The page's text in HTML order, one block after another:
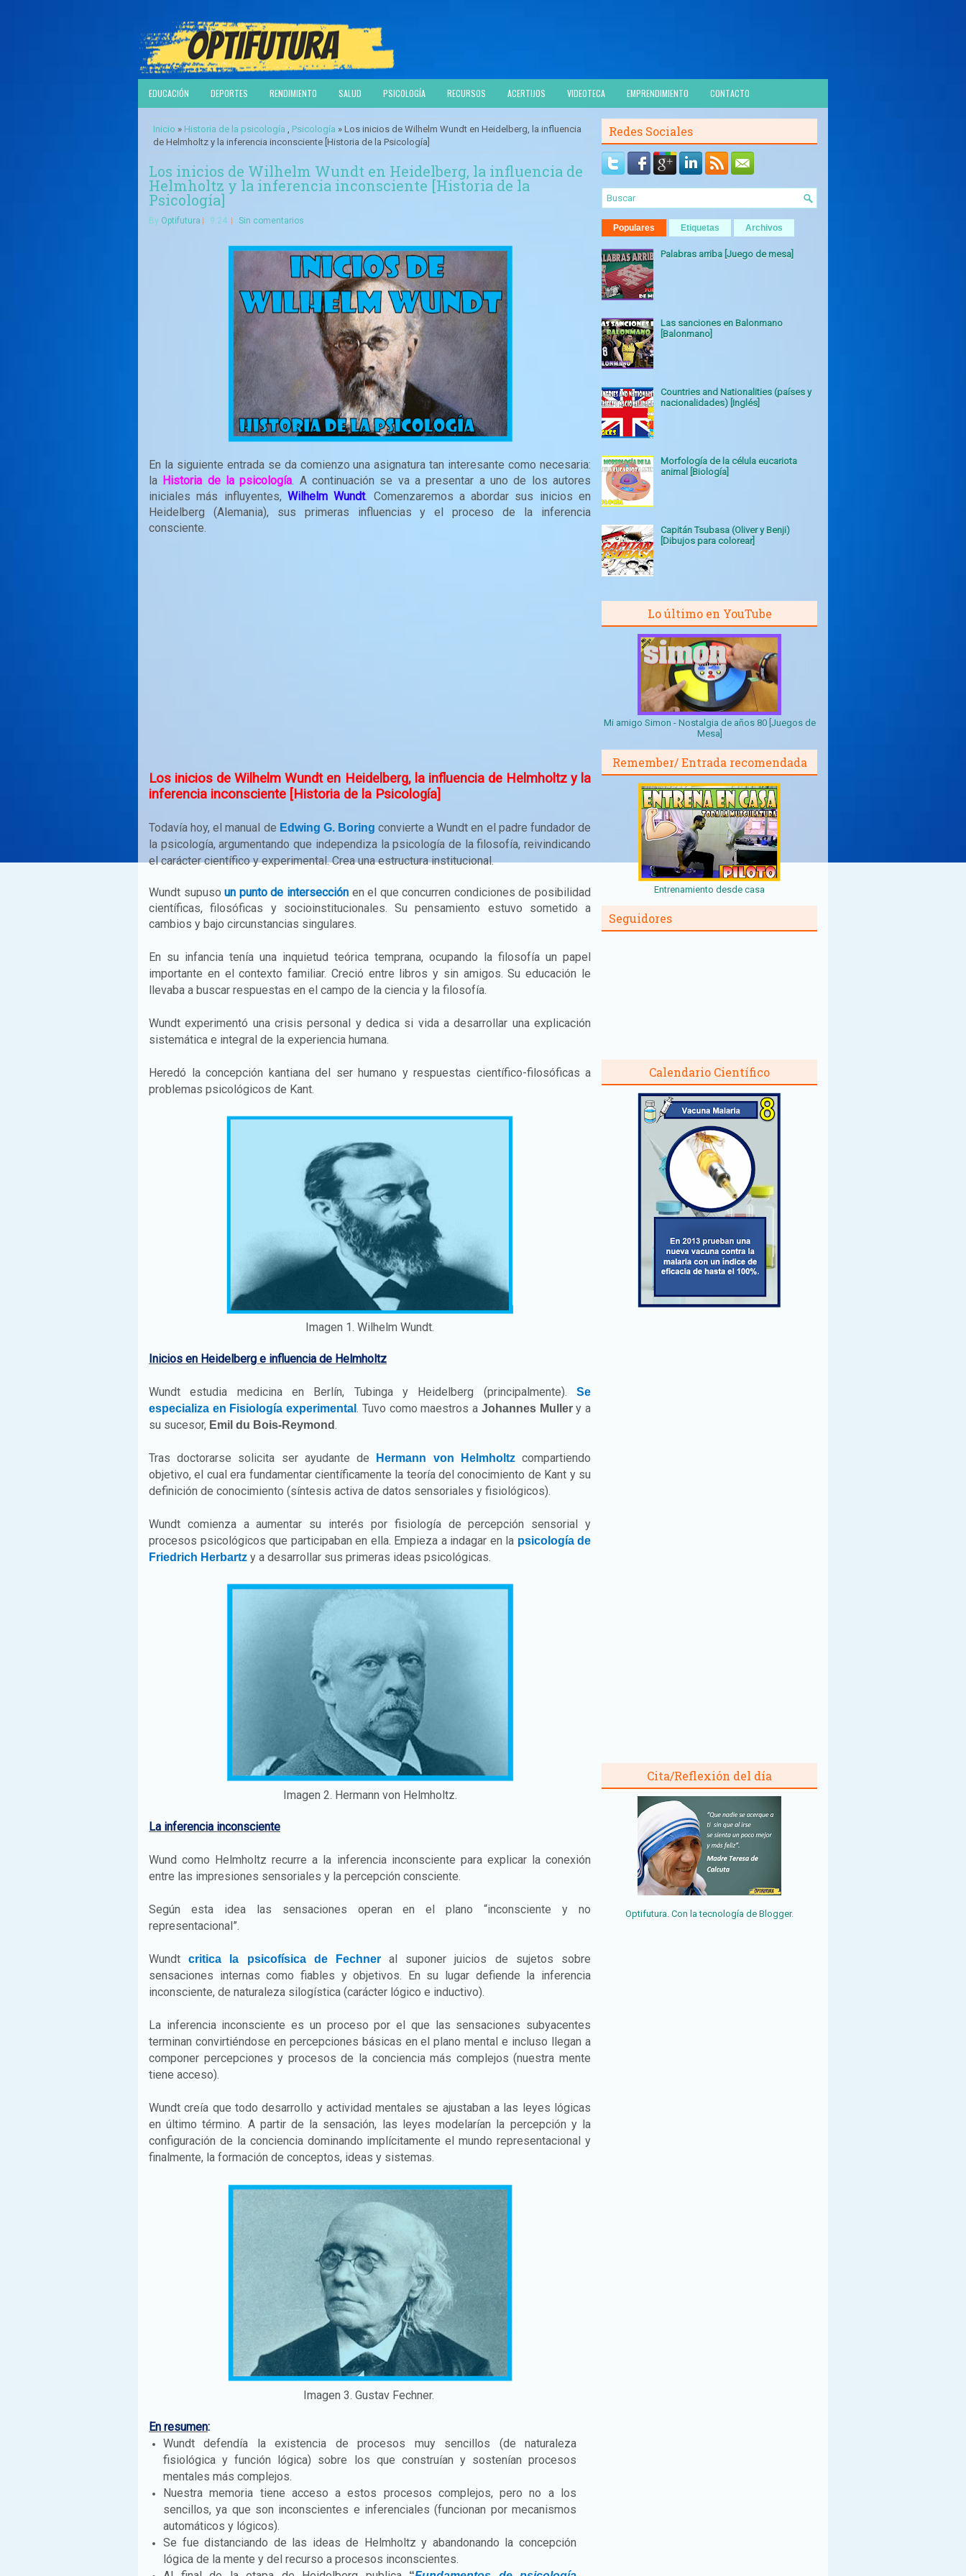
EDUCACIÓN DEPORTES RENDIMIENTO SALUD PSICOLOGÍA RECURSOS ACERTIJOS VIDEOTECA EMPRENDIMIENTO CONTACTO
Inicio » Historia de la psicología , Psicología » Los inicios de Wilhelm Wundt en Heidelberg, la influencia
de Helmholtz y la inferencia inconsciente [Historia de la Psicología]
Los inicios de Wilhelm Wundt en Heidelberg, la influencia de
Helmholtz y la inferencia inconsciente [Historia de la
Psicología]
By Optifutura 9:24 Sin comentarios
En la siguiente entrada se da comienzo una asignatura tan interesante como necesaria:
la Historia de la psicología. A continuación se va a presentar a uno de los autores
iniciales más influyentes, Wilhelm Wundt. Comenzaremos a abordar sus inicios en
Heidelberg (Alemania), sus primeras influencias y el proceso de la inferencia
consciente.
Los inicios de Wilhelm Wundt en Heidelberg, la influencia de Helmholtz y la
inferencia inconsciente [Historia de la Psicología]
Todavía hoy, el manual de Edwing G. Boring convierte a Wundt en el padre fundador de
la psicología, argumentando que independiza la psicología de la filosofía, reivindicando
el carácter científico y experimental. Crea una estructura institucional.
Wundt supusoun punto de intersección en el que concurren condiciones de posibilidad
científicas, filosóficas y socioinstitucionales. Su pensamiento estuvo sometido a
cambios y bajo circunstancias singulares.
En su infancia tenía una inquietud teórica temprana, ocupando la filosofía un papel
importante en el contexto familiar. Creció entre libros y sin amigos. Su educación le
llevaba a buscar respuestas en el campo de la ciencia y la filosofía.
Wundt experimentó una crisis personal y dedica si vida a desarrollar una explicación
sistemática e integral de la experiencia humana.
Heredó la concepción kantiana del ser humano y respuestas científico-filosóficas a
problemas psicológicos de Kant.
Imagen 1. Wilhelm Wundt.
Inicios en Heidelberg e influencia de Helmholtz
Wundt estudia medicina en Berlín, Tubinga y Heidelberg (principalmente). Se
especializa en Fisiología experimental . Tuvo como maestros a Johannes Mullery a
su sucesor, Emil du Bois-Reymond.
Tras doctorarse solicita ser ayudante de Hermann von Helmholtzcompartiendo
objetivo, el cual era fundamentar científicamente la teoría del conocimiento de Kant y su
definición de conocimiento (síntesis activa de datos sensoriales y fisiológicos).
Wundt comienza a aumentar su interés por fisiología de percepción sensorial y
procesos psicológicos que participaban en ella. Empieza a indagar en la psicología de
Friedrich Herbartz y a desarrollar sus primeras ideas psicológicas.
Imagen 2. Hermann von Helmholtz.
La inferencia inconsciente
Wund como Helmholtz recurre a la inferencia inconsciente para explicar la conexión
entre las impresiones sensoriales y la percepción consciente.
Según esta idea las sensaciones operan en el plano “inconsciente y no
representacional”.
Wundtcritica la psicofísica de Fechneral suponer juicios de sujetos sobre
sensaciones internas como fiables y objetivos. En su lugar defiende la inferencia
inconsciente, de naturaleza silogística (carácter lógico e inductivo).
La inferencia inconsciente es un proceso por el que las sensaciones subyacentes
terminan convirtiéndose en percepciones básicas en el plano mental e incluso llegan a
componer percepciones y procesos de la conciencia más complejos (nuestra mente
tiene acceso).
Wundt creía que todo desarrollo y actividad mentales se ajustaban a las leyes lógicas
en último término. A partir de la sensación, las leyes modelarían la percepción y la
configuración de la conciencia dominando implícitamente el mundo representacional y
finalmente, la formación de conceptos, ideas y sistemas.
Imagen 3. Gustav Fechner.
En resumen:
Wundt defendía la existencia de procesos muy sencillos (de naturaleza
fisiológica y función lógica) sobre los que construían y sostenían procesos
mentales más complejos.
Nuestra memoria tiene acceso a estos procesos complejos, pero no a los
sencillos, ya que son inconscientes e inferenciales (funcionan por mecanismos
automáticos y lógicos).
Se fue distanciando de las ideas de Helmholtz y abandonando la concepción
lógica de la mente y del recurso a procesos inconscientes.
Redes Sociales
Populares Etiquetas Archivos
Palabras arriba [Juego de mesa]
Las sanciones en Balonmano
[Balonmano]
Countries and Nationalities (países y
nacionalidades) [Inglés]
Morfología de la célula eucariota
animal [Biología]
Capitán Tsubasa (Oliver y Benji)
[Dibujos para colorear]
Lo último en YouTube
Mi amigo Simon - Nostalgia de años 80 [Juegos de
Mesa]
Remember/ Entrada recomendada
Entrenamiento desde casa
Seguidores
Calendario Científico
Cita/Reflexión del día
Optifutura. Con la tecnología de Blogger.